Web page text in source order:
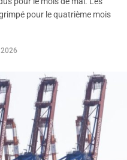
pour le quatrième mois